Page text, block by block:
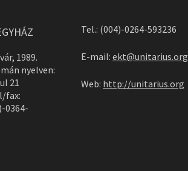
1989.
nyelven:
21
fax:
0364-
Tel.: (004)-0264-593236
E-mail: ekt@unitarius.org
Web: http://unitarius.org